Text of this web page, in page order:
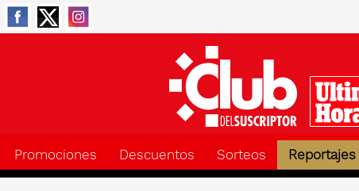
Promociones Descuentos Sorteos Reportajes